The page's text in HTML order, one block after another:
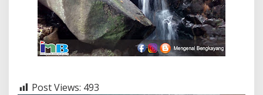
Post Views: 493